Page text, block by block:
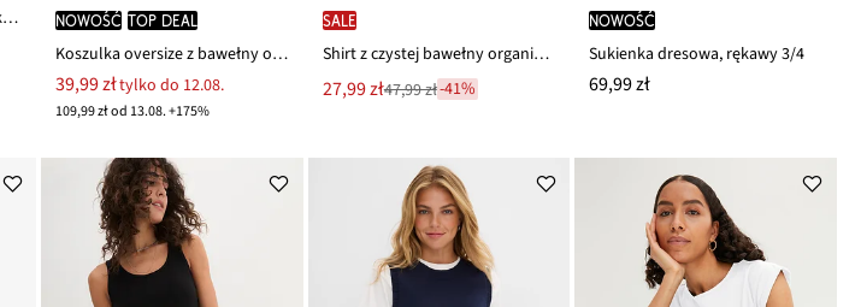
Bluzka tunikowa z lejącej wiskozy nowość TOP DEAL
Koszulka oversize z bawełny organicznej
39,99 złtylko do 12.08.
109,99 zł od 13.08. +175%
SALE
Shirt z czystej bawełny organicznej
Nowa
cena
27,99 zł
Przeceniono
47,99 zł
47,99 zł-41%
nowość
Sukienka dresowa, rękawy 3/4
69,99 zł